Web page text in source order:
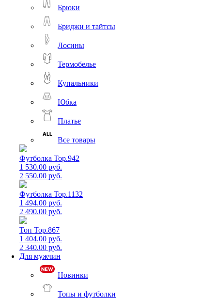
Брюки
Бриджи и тайтсы
Лосины
Термобелье
Купальники
Юбка
Платье
Все товары
Футболка Top.942
1 530.00 руб.
2 550.00 руб.
Футболка Top.1132
1 494.00 руб.
2 490.00 руб.
Топ Top.867
1 404.00 руб.
2 340.00 руб.
Для мужчин
Новинки
Топы и футболки